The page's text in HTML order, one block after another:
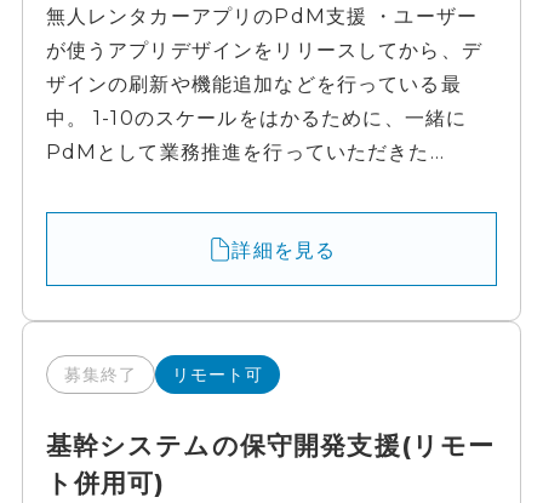
無人レンタカーアプリのPdM支援 ・ユーザー
が使うアプリデザインをリリースしてから、デ
ザインの刷新や機能追加などを行っている最
中。 1-10のスケールをはかるために、一緒に
PdMとして業務推進を行っていただきた...
詳細を見る
募集終了 リモート可
基幹システムの保守開発支援(リモー
ト併用可)